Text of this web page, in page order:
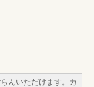
んいただけます。カ